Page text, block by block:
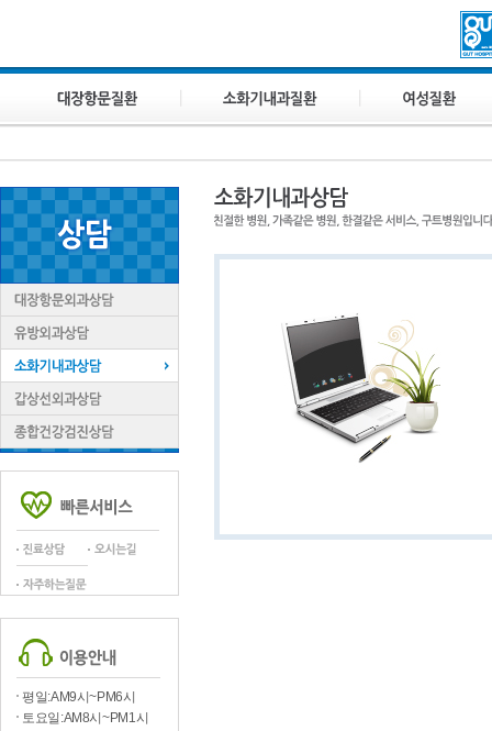
평일:AM9시~PM6시
토요일:AM8시~PM1시